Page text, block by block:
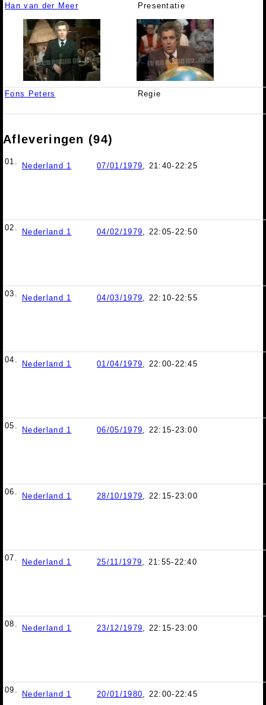
Han van der Meer Presentatie
Fons Peters Regie
Afleveringen (94)
01. Nederland 1 07/01/1979, 21:40-22:25
02. Nederland 1 04/02/1979, 22:05-22:50
03. Nederland 1 04/03/1979, 22:10-22:55
04. Nederland 1 01/04/1979, 22:00-22:45
05. Nederland 1 06/05/1979, 22:15-23:00
06. Nederland 1 28/10/1979, 22:15-23:00
07. Nederland 1 25/11/1979, 21:55-22:40
08. Nederland 1 23/12/1979, 22:15-23:00
09. Nederland 1 20/01/1980, 22:00-22:45